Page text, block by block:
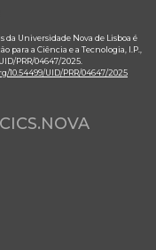
da Universidade Nova de Lisboa é
para a Ciência e a Tecnologia, I.P.,
PRR/04647/2025.
10.54499/UID/PRR/04647/2025